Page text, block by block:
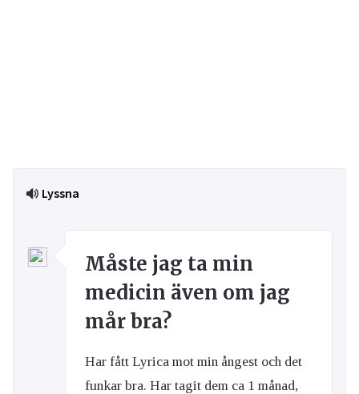
Lyssna
Måste jag ta min
medicin även om jag
mår bra?
Har fått Lyrica mot min ångest och det
funkar bra. Har tagit dem ca 1 månad,